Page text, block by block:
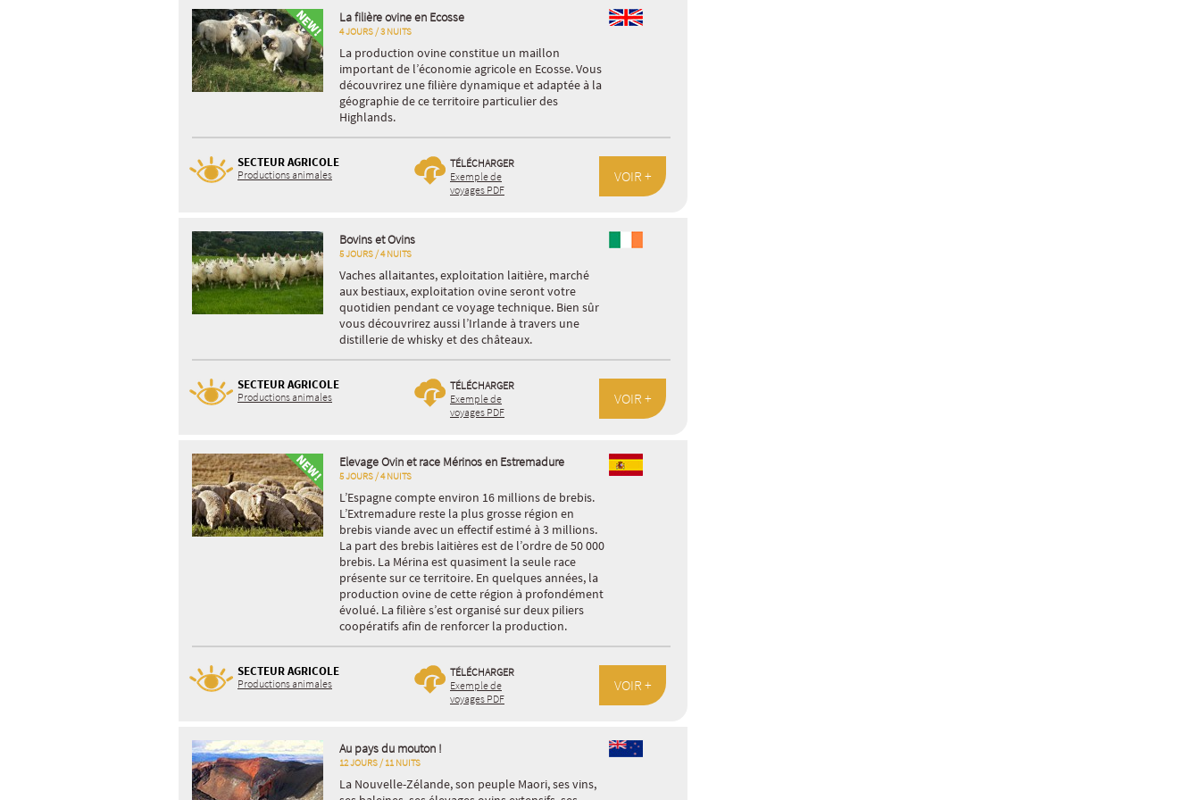
La filière ovine en Ecosse
4 JOURS / 3 NUITS
La production ovine constitue un maillon
important de l’économie agricole en Ecosse. Vous
découvrirez une filière dynamique et adaptée à la
géographie de ce territoire particulier des
Highlands.
SECTEUR AGRICOLE
Productions animales
TÉLÉCHARGER
Exemple de
voyages PDF
VOIR +
Bovins et Ovins
5 JOURS / 4 NUITS
Vaches allaitantes, exploitation laitière, marché
aux bestiaux, exploitation ovine seront votre
quotidien pendant ce voyage technique. Bien sûr
vous découvrirez aussi l’Irlande à travers une
distillerie de whisky et des châteaux.
SECTEUR AGRICOLE
Productions animales
TÉLÉCHARGER
Exemple de
voyages PDF
VOIR +
Elevage Ovin et race Mérinos en Estremadure
5 JOURS / 4 NUITS
L’Espagne compte environ 16 millions de brebis.
L’Extremadure reste la plus grosse région en
brebis viande avec un effectif estimé à 3 millions.
La part des brebis laitières est de l’ordre de 50 000
brebis. La Mérina est quasiment la seule race
présente sur ce territoire. En quelques années, la
production ovine de cette région à profondément
évolué. La filière s’est organisé sur deux piliers
coopératifs afin de renforcer la production.
SECTEUR AGRICOLE
Productions animales
TÉLÉCHARGER
Exemple de
voyages PDF
VOIR +
Au pays du mouton !
12 JOURS / 11 NUITS
La Nouvelle-Zélande, son peuple Maori, ses vins,